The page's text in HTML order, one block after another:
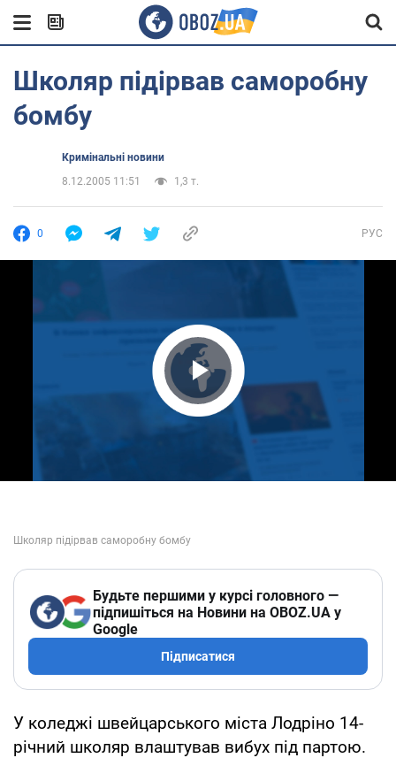
Школяр підірвав саморобну
бомбу
Кримінальні новини
8.12.2005 11:51
1,3 т.
0 РУС
Play Video
Будьте першими у курсі головного —
підпишіться на Новини на OBOZ.UA у
Google
Підписатися
У коледжі швейцарського міста Лодріно 14-
річний школяр влаштував вибух під партою.